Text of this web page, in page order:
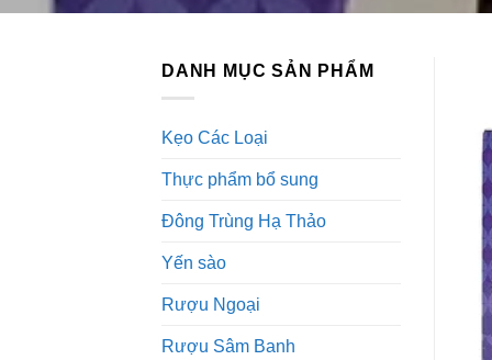
DANH MỤC SẢN PHẨM
Kẹo Các Loại
Thực phẩm bổ sung
Đông Trùng Hạ Thảo
Yến sào
Rượu Ngoại
Rượu Sâm Banh